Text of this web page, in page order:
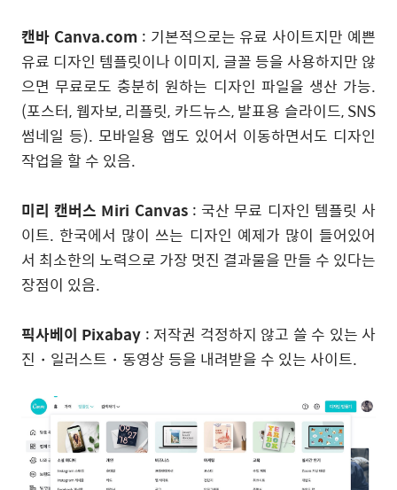
캔바 Canva.com: 기본적으로는 유료 사이트지만 예쁜
유료 디자인 템플릿이나 이미지, 글꼴 등을 사용하지만 않
으면 무료로도 충분히 원하는 디자인 파일을 생산 가능.
(포스터, 웹자보, 리플릿, 카드뉴스, 발표용 슬라이드, SNS
썸네일 등). 모바일용 앱도 있어서 이동하면서도 디자인
작업을 할 수 있음.
미리 캔버스 Miri Canvas: 국산 무료 디자인 템플릿 사
이트. 한국에서 많이 쓰는 디자인 예제가 많이 들어있어
서 최소한의 노력으로 가장 멋진 결과물을 만들 수 있다는
장점이 있음.
픽사베이 Pixabay : 저작권 걱정하지 않고 쓸 수 있는 사
진・일러스트・동영상 등을 내려받을 수 있는 사이트.